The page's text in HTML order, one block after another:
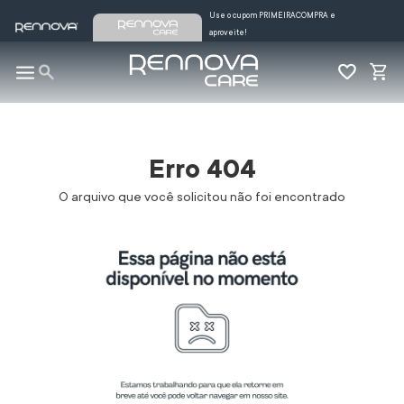
Use o cupom PRIMEIRACOMPRA e
aproveite!
Erro 404
O arquivo que você solicitou não foi encontrado